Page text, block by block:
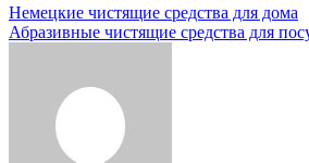
Навигация
по
Немецкие чистящие средства для дома
Абразивные чистящие средства для